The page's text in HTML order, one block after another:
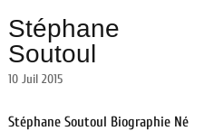
Stéphane
Soutoul
10 Juil 2015
Stéphane Soutoul Biographie Né